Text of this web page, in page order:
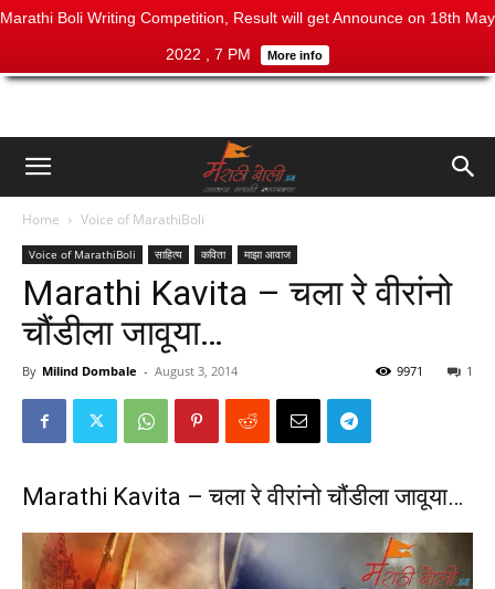
Marathi Boli Writing Competition, Result will get Announce on 18th May
2022 , 7 PM More info
Home Voice of MarathiBoli
Voice of MarathiBoli साहित्य कविता माझा आवाज
Marathi Kavita – चला रे वीरांनो
चौंडीला जावूया…
By Milind Dombale - August 3, 2014 1
9971
Marathi Kavita – चला रे वीरांनो चौंडीला जावूया…